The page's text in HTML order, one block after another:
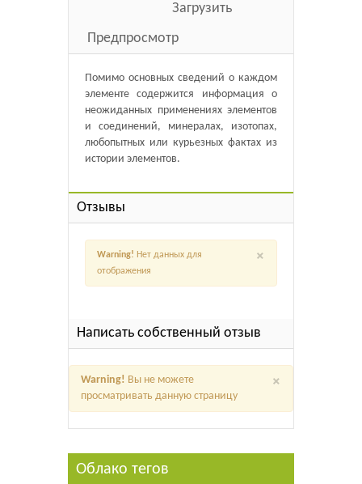
Загрузить
Предпросмотр
Помимо основных сведений о каждом
элементе содержится информация о
неожиданных применениях элементов
и соединений, минералах, изотопах,
любопытных или курьезных фактах из
истории элементов.
Отзывы
×
Warning! Нет данных для
отображения
Написать собственный отзыв
×
Warning! Вы не можете
просматривать данную страницу
Облако тегов